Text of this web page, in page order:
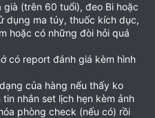
(trên 60 tuổi), đeo Bi hoặc
dụng ma túy, thuốc kích dục,
hoặc có những đòi hỏi quá
có report đánh giá kèm hình
của hàng nếu thấy ko
nhắn set lịch hẹn kèm ảnh
phòng check (nếu có) rồi